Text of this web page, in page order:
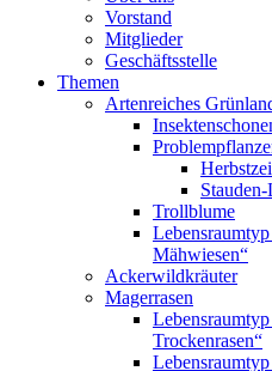
Vorstand
Mitglieder
Geschäftsstelle
Themen
Artenreiches
Trollblume
Mähwiesen“
Ackerwildkräuter
Magerrasen
Trockenrasen“